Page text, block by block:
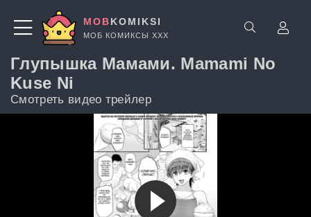
MOBKOMIKSI
МОБ КОМИКСЫ ХХХ
Глупышка Мамами. Mamami No
Kuse Ni
Смотреть видео трейлер